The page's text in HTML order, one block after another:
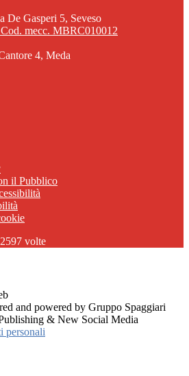
De Gasperi 5, Seveso
mecc. MBRC010012
4, Meda
il Pubblico
volte
and powered by Gruppo Spaggiari
& New Social Media
personali